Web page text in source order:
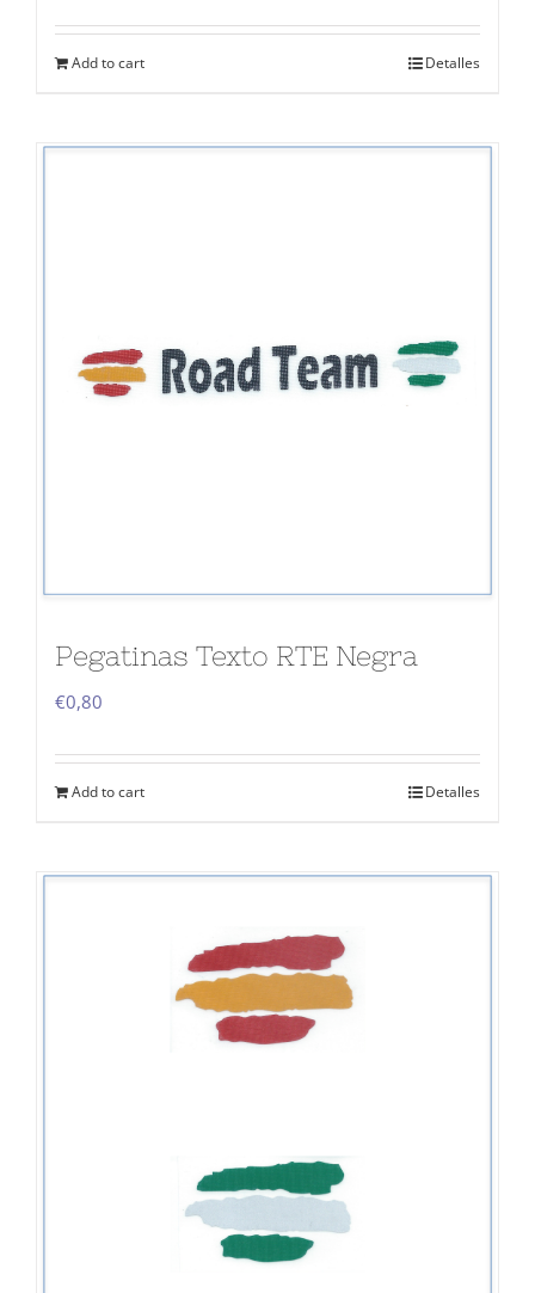
Add to cart Detalles
Pegatinas Texto RTE Negra
€0,80
Add to cart Detalles